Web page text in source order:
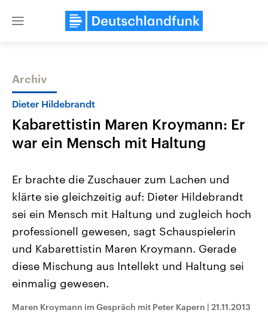
Close
Themen
Landtagswahl Sachsen-Anhalt
2026
Alle Informationen
Sachsen-Anhalt wählt am 6.
September 2026 einen neuen
Landtag. Seit 2021 wird das
Bundesland von einer Koalition aus
CDU, SPD und FDP regiert.-
Umfragen, Prognosen,
und Hintergründe zu den Parteien
und Kandidaten der anstehenden
USA
Aktuelle Beiträge,
Hintergründe
Wirtschaftlich und
gehören die Vereinigten
den mächtigsten Ländern
mit großem Einfluss auf
aktuelle Weltgeschehen.
Sendungen Programm Podcasts
Archiv
Dieter Hildebrandt
Kabarettistin Maren Kroymann: Er
war ein Mensch mit Haltung
Er brachte die Zuschauer zum Lachen und
klärte sie gleichzeitig auf: Dieter Hildebrandt
sei ein Mensch mit Haltung und zugleich hoch
professionell gewesen, sagt Schauspielerin
und Kabarettistin Maren Kroymann. Gerade
diese Mischung aus Intellekt und Haltung sei
einmalig gewesen.
Maren Kroymann im Gespräch mit Peter Kapern | 21.11.2013